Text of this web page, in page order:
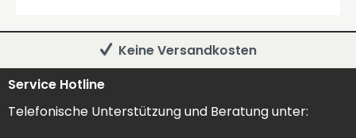
Keine Versandkosten
Service Hotline
Telefonische Unterstützung und Beratung unter: